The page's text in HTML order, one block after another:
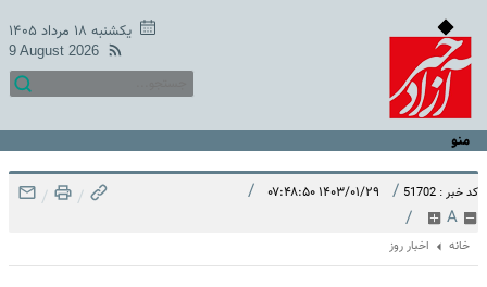
یکشنبه ۱۸ مرداد ۱۴۰۵
9 August 2026
منو
کد خبر : 51702 / ۱۴۰۳/۰۱/۲۹ ۰۷:۴۸:۵۰ /
A
/
/
/
خانه اخبار روز